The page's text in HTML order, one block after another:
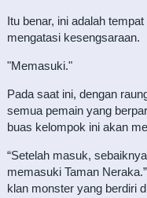
Itu benar, ini adalah
mengatasi kesengsaraan.
"Memasuki."
Pada saat ini, dengan
semua pemain yang
buas kelompok ini akan
“Setelah masuk,
memasuki Taman
klan monster yang berdiri